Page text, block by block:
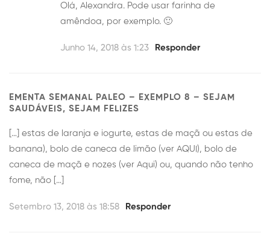
Olá, Alexandra. Pode usar farinha de
amêndoa, por exemplo. 🙂
Junho 14, 2018 às 1:23 Responder
EMENTA SEMANAL PALEO – EXEMPLO 8 – SEJAM
SAUDÁVEIS, SEJAM FELIZES
[…] estas de laranja e iogurte, estas de maçã ou estas de
banana), bolo de caneca de limão (ver AQUI), bolo de
caneca de maçã e nozes (ver Aqui) ou, quando não tenho
fome, não […]
Setembro 13, 2018 às 18:58 Responder